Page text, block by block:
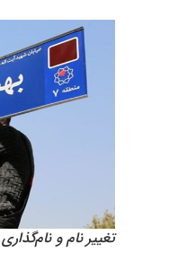
تغییر نام و